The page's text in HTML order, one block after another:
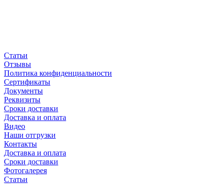
Статьи
Отзывы
Политика конфиденциальности
Сертификаты
Документы
Реквизиты
Сроки доставки
Доставка и оплата
Видео
Наши отгрузки
Контакты
Доставка и оплата
Сроки доставки
Фотогалерея
Статьи